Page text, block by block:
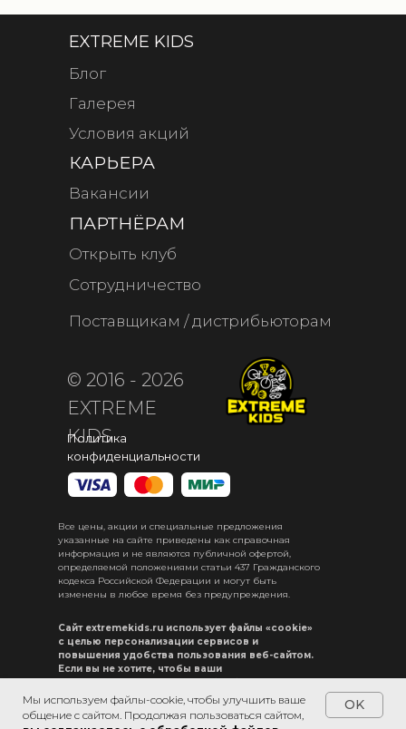
Мы используем файлы-cookie, чтобы улучшить ваше
общение с сайтом. Продолжая пользоваться сайтом,
OK
EXTREME KIDS
КАРЬЕРА
ПАРТНЁРАМ
Вакансии
Открыть клуб
© 2016 - 2026
EXTREME
KIDS
Блог
Галерея
Все цены, акции и специальные предложения
указанные на сайте приведены как справочная
информация и не являются публичной офертой,
определяемой положениями статьи 437 Гражданского
кодекса Российской Федерации и могут быть
изменены в любое время без предупреждения.
Сайт extremekids.ru использует файлы «cookie»
с целью персонализации сервисов и
повышения удобства пользования веб-сайтом.
Если вы не хотите, чтобы ваши
пожалуйста, ограничьте их использование в
своём браузере.
Политика
конфиденциальности
Условия акций
Сотрудничество
Поставщикам / дистрибьюторам